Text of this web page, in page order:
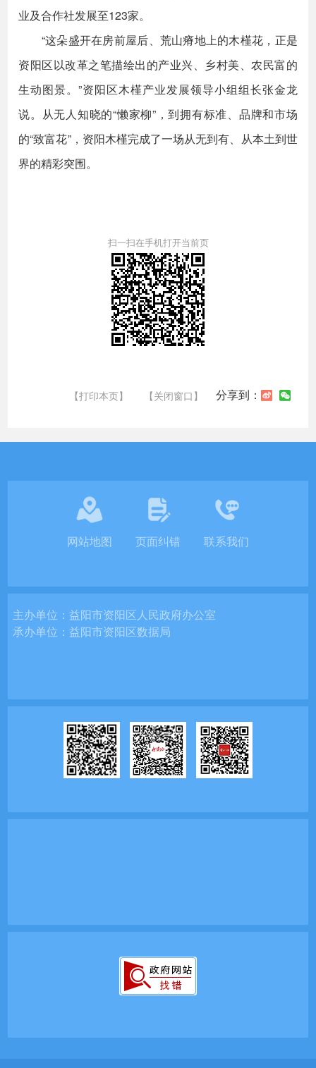
业及合作社发展至123家。
“这朵盛开在房前屋后、荒山瘠地上的木槿花，正是
资阳区以改革之笔描绘出的产业兴、乡村美、农民富的
生动图景。”资阳区木槿产业发展领导小组组长张金龙
说。从无人知晓的“懒家柳”，到拥有标准、品牌和市场
的“致富花”，资阳木槿完成了一场从无到有、从本土到世
界的精彩突围。
扫一扫在手机打开当前页
【打印本页】 【关闭窗口】 分享到：
网站地图 页面纠错 联系我们
主办单位：益阳市资阳区人民政府办公室
承办单位：益阳市资阳区数据局